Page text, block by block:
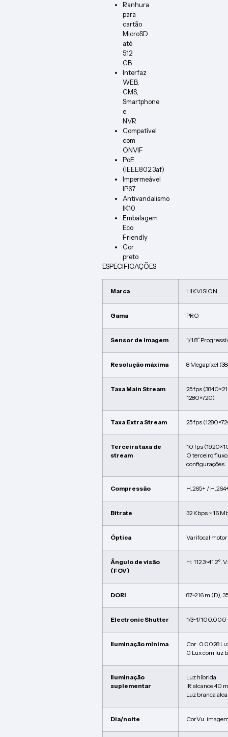
Ranhura
para
cartão
MicroSD
até
512
GB
Interfaz
WEB,
CMS,
Smartphone
e
NVR
Compatível
com
ONVIF
PoE
(IEEE802.3af)
Impermeável
IP67
Antivandalismo
IK10
Embalagem
Eco
Friendly
Cor
preto
ESPECIFICAÇÕES
Marca HIKVISION
Gama PRO
Sensor de imagem 1/1.8″
Resolução máxima 8 Megapíxel
Taxa Main Stream
25 fps
1280×720)
Taxa Extra Stream 25 fps
Terceira taxa de
stream
10 fps
O terceiro
configurações.
Compressão H.265+ /
Bitrate 32 Kbps ~ 16
Óptica Varifocal
Ângulo de visão
(FOV)
H: 112.3~41.2°,
DORI 87~216 m (D),
Electronic Shutter 1/3~1/100.000
Iluminação mínima
Cor: 0.0028
0 Lux com luz
Iluminação
suplementar
Luz híbrida:
IR alcance 40 m
Luz branca
Dia/noite CorVu: